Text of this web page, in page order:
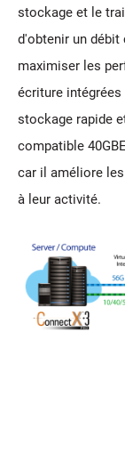
stockage et le
d'obtenir un débit
maximiser les
écriture
stockage rapide
compatible
car il améliore
à leur activité.